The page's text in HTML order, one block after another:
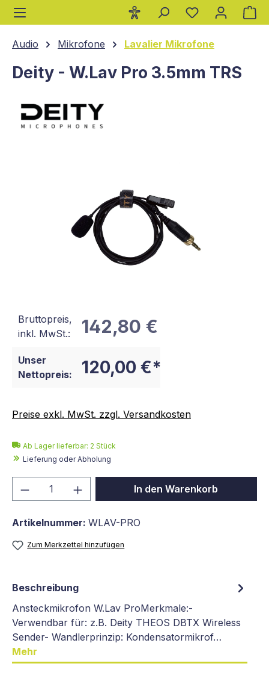
springen
Audio Mikrofone Lavalier Mikrofone
Deity - W.Lav Pro 3.5mm TRS
Bruttopreis,
inkl. MwSt.:
142,80 €
Unser
Nettopreis:
120,00 €*
Preise exkl. MwSt. zzgl. Versandkosten
Ab Lager lieferbar: 2 Stück
Lieferung oder Abholung
Produkt Anzahl: Gib denIn den Warenkorb
Artikelnummer: WLAV-PRO
Zum Merkzettel hinzufügen
Beschreibung
Ansteckmikrofon W.Lav ProMerkmale:-
Verwendbar für: z.B. Deity THEOS DBTX Wireless
Sender- Wandlerprinzip: Kondensatormikrof…
Mehr